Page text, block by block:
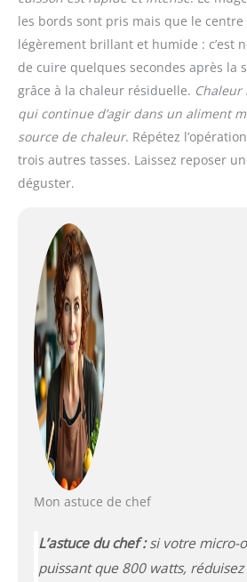
les bords sont pris mais que le centre
légèrement brillant et humide : c’est
de cuire quelques secondes après la
grâce à la chaleur résiduelle.
qui continue d’agir dans un aliment
source de chaleur. Répétez
trois autres tasses. Laissez reposer
déguster.
Mon astuce de chef
L’astuce du chef :si votre micro-
puissant que 800 watts,